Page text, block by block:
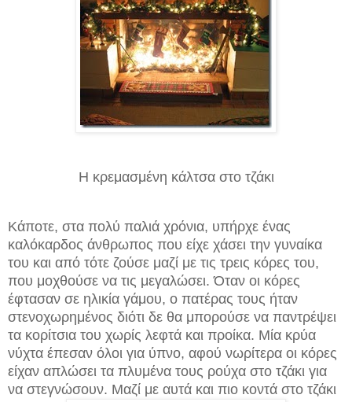
Η κρεμασμένη κάλτσα στο τζάκι
Κάποτε, στα πολύ παλιά χρόνια, υπήρχε ένας
καλόκαρδος άνθρωπος που είχε χάσει την γυναίκα
του και από τότε ζούσε μαζί με τις τρεις κόρες του,
που μοχθούσε να τις μεγαλώσει. Όταν οι κόρες
έφτασαν σε ηλικία γάμου, ο πατέρας τους ήταν
στενοχωρημένος διότι δε θα μπορούσε να παντρέψει
τα κορίτσια του χωρίς λεφτά και προίκα. Μία κρύα
νύχτα έπεσαν όλοι για ύπνο, αφού νωρίτερα οι κόρες
είχαν απλώσει τα πλυμένα τους ρούχα στο τζάκι για
να στεγνώσουν. Μαζί με αυτά και πιο κοντά στο τζάκι